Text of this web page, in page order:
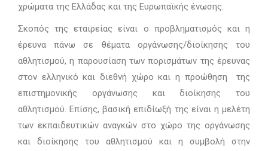
χρώματα της Ελλάδας και της Ευρωπαϊκής ένωσης.
Σκοπός της εταιρείας είναι ο προβληματισμός και η
έρευνα πάνω σε θέματα οργάνωσης/διοίκησης του
αθλητισμού, η παρουσίαση των πορισμάτων της έρευνας
στον ελληνικό και διεθνή χώρο και η προώθηση της
επιστημονικής οργάνωσης και διοίκησης του
αθλητισμού. Επίσης, βασική επιδίωξή της είναι η μελέτη
των εκπαιδευτικών αναγκών στο χώρο της οργάνωσης
και διοίκησης του αθλητισμού και η συμβολή στην